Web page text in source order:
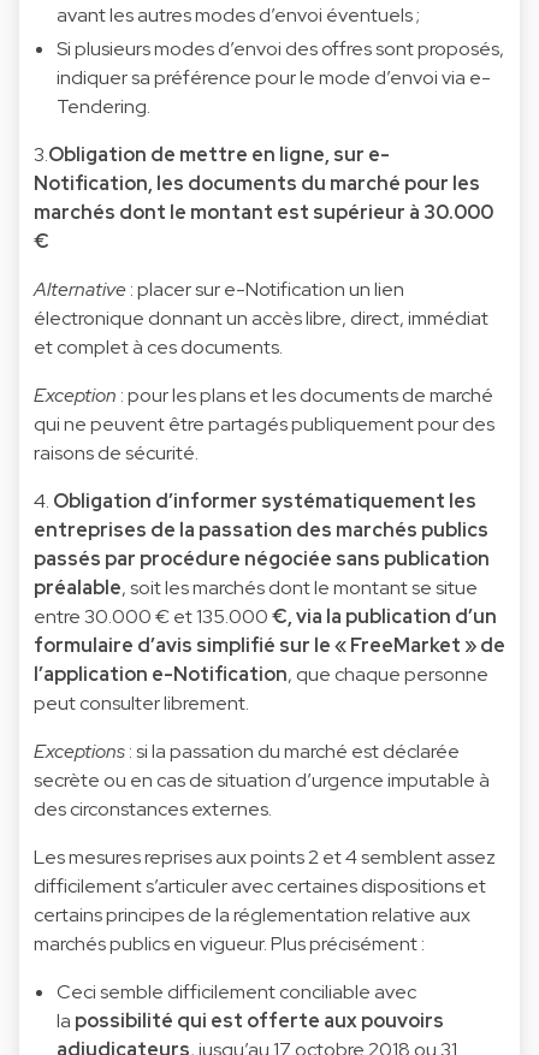
avant les autres modes d’envoi éventuels ;
Si plusieurs modes d’envoi des offres sont proposés,
indiquer sa préférence pour le mode d’envoi via e-
Tendering.
3.Obligation de mettre en ligne, sur e-
Notification, les documents du marché pour les
marchés dont le montant est supérieur à 30.000
€
Alternative: placer sur e-Notification un lien
électronique donnant un accès libre, direct, immédiat
et complet à ces documents.
Exception : pour les plans et les documents de marché
qui ne peuvent être partagés publiquement pour des
raisons de sécurité.
4. Obligation d’informer systématiquement les
entreprises de la passation des marchés publics
passés par procédure négociée sans publication
préalable, soit les marchés dont le montant se situe
entre 30.000 € et 135.000€, via la publication d’un
formulaire d’avis simplifié sur le « FreeMarket » de
l’application e-Notification, que chaque personne
peut consulter librement.
Exceptions: si la passation du marché est déclarée
secrète ou en cas de situation d’urgence imputable à
des circonstances externes.
Les mesures reprises aux points 2 et 4 semblent assez
difficilement s’articuler avec certaines dispositions et
certains principes de la réglementation relative aux
marchés publics en vigueur. Plus précisément :
Ceci semble difficilement conciliable avec
la possibilité qui est offerte aux pouvoirs
adjudicateurs, jusqu’au 17 octobre 2018 ou 31